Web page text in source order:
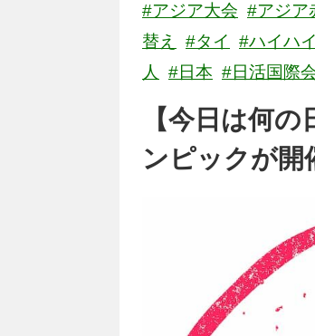
#アジア大会 #アジア
替え
#タイ #ハイハイ
人
#日本 #日活国際
【今日は何
ンピックが開